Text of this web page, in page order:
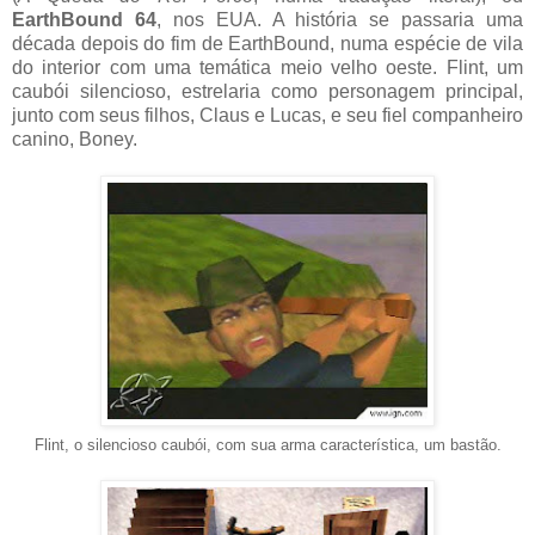
EarthBound 64, nos EUA. A história se passaria uma
década depois do fim de EarthBound, numa espécie de vila
do interior com uma temática meio velho oeste. Flint, um
caubói silencioso, estrelaria como personagem principal,
junto com seus filhos, Claus e Lucas, e seu fiel companheiro
canino, Boney.
Flint, o silencioso caubói, com sua arma característica, um bastão.